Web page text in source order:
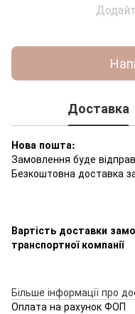
Доставка
Нова пошта:
Замовлення буде
Безкоштовна доставка
Вартість доставки
транспортної компанії
Більше інформації про
Оплата на рахунок ФОП